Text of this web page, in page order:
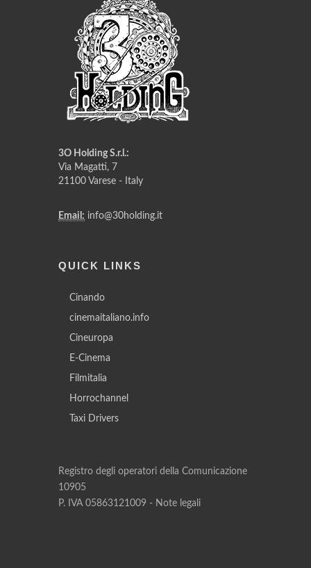
3O Holding S.r.l.:
Via Magatti, 7
21100 Varese - Italy
Email: info@30holding.it
QUICK LINKS
Cinando
cinemaitaliano.info
Cineuropa
E-Cinema
Filmitalia
Horrochannel
Taxi Drivers
Registro degli operatori della Comunicazione
10905
P. IVA 05863121009 - Note legali